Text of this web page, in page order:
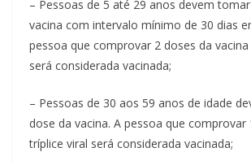
– Pessoas de 5 até 29 anos devem
vacina com intervalo mínimo de 30 dias
pessoa que comprovar 2 doses da
será considerada vacinada;
– Pessoas de 30 aos 59 anos de idade
dose da vacina. A pessoa que comprovar
tríplice viral será considerada vacinada;